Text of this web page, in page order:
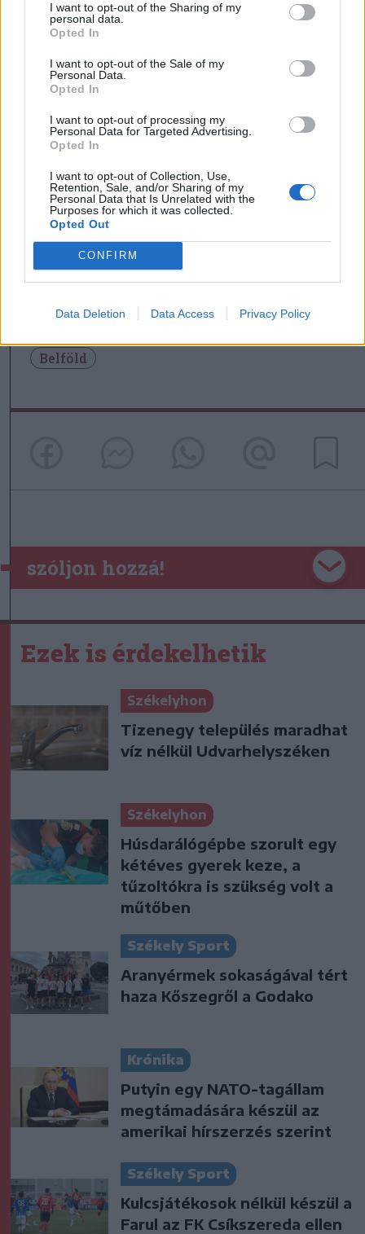
I want to opt-out of the Sharing of my
personal data.
Opted In
I want to opt-out of the Sale of my
Personal Data.
Opted In
I want to opt-out of processing my
Personal Data for Targeted Advertising.
Opted In
I want to opt-out of Collection, Use,
Retention, Sale, and/or Sharing of my
Personal Data that Is Unrelated with the
Purposes for which it was collected.
Opted Out
CONFIRM
Data Deletion Data Access Privacy Policy
megbeszélésre december 22-én, hétfőn, 10
órakor. A procetatean@presidency.ro címen
lehet regisztrálni a megbeszélésre. December
18-án, csütörtökön éjfélig pedig várjuk az ezzel
névvel ellátva, a colegis@presidency.ro címen” –
tette közzé Facebook-oldalán az államelnök
csütörtök este.
Nicușor Dan biztosított arról, hogy minden
egyes üzenetet elolvasnak és figyelembe
vesznek.
Belföld
szóljon hozzá!
Ezek is érdekelhetik
Székelyhon
Tizenegy település maradhat
víz nélkül Udvarhelyszéken
Székelyhon
Húsdarálógépbe szorult egy
kétéves gyerek keze, a
tűzoltókra is szükség volt a
műtőben
Székely Sport
Aranyérmek sokaságával tért
haza Kőszegről a Godako
Krónika
Putyin egy NATO-tagállam
megtámadására készül az
amerikai hírszerzés szerint
Székely Sport
Kulcsjátékosok nélkül készül a
Farul az FK Csíkszereda ellen